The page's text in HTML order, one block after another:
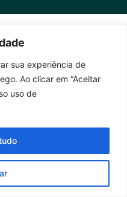
sua experiência de
Ao clicar em “Aceitar
uso de